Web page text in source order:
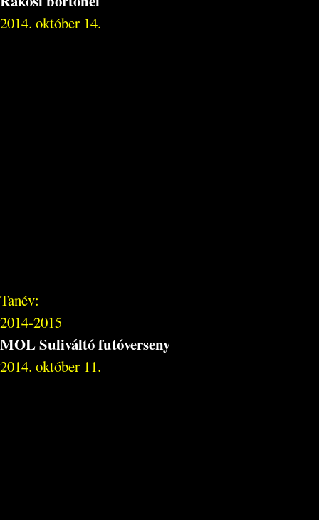
2014. október 14.
Tanév:
2014-2015
MOL Suliváltó futóverseny
2014. október 11.